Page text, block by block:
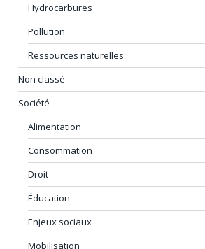
Hydrocarbures
Pollution
Ressources naturelles
Non classé
Société
Alimentation
Consommation
Droit
Éducation
Enjeux sociaux
Mobilisation